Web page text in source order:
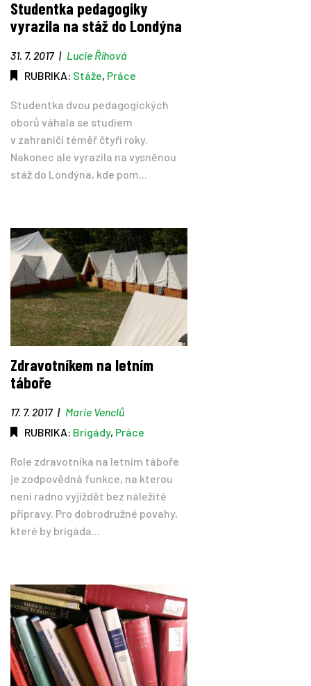
Tipy
Časopis
Soutěže
Studentka pedagogiky
vyrazila na stáž do Londýna
31. 7. 2017 | Lucie Říhová
RUBRIKA: Stáže, Práce
Studentka dvou pedagogických
oborů váhala se studiem
v zahraničí téměř čtyři roky.
Nakonec ale vyrazila na vysněnou
stáž do Londýna, kde pom...
Zdravotníkem na letním
táboře
17. 7. 2017 | Marie Venclů
RUBRIKA: Brigády, Práce
Role zdravotníka na letním táboře
je zodpovědná funkce, na kterou
není radno vyjíždět bez náležité
přípravy. Pro dobrodružné povahy,
které by brigáda...